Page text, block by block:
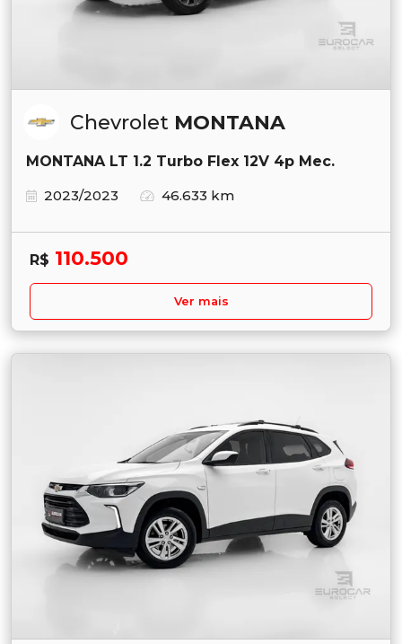
Chevrolet MONTANA
MONTANA LT 1.2 Turbo Flex 12V 4p Mec.
2023/2023
46.633 km
R$ 110.500
Ver mais